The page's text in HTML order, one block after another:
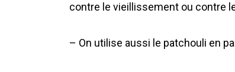
contre le vieillissement ou contre
– On utilise aussi le patchouli en